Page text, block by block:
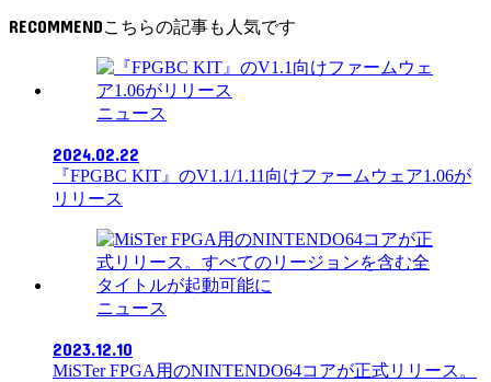
RECOMMEND
ニュース
2024.02.22
『FPGBC KIT』のV1.1/1.11向けファームウェア1.06が
リリース
ニュース
2023.12.10
MiSTer FPGA用のNINTENDO64コアが正式リリース。